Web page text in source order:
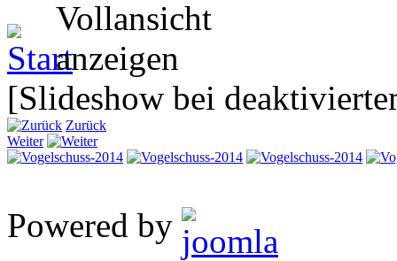
[Slideshow bei
Zurück
Weiter
Powered by